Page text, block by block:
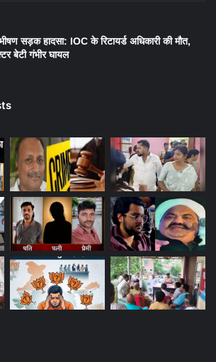
सड़क हादसा: IOC के रिटायर्ड अधिकारी की मौत,
बेटी गंभीर घायल